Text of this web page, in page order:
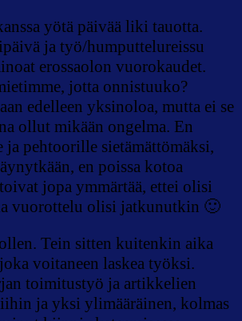
yötä päivää liki tauotta.
ja työ/humputtelureissu
erossaolon vuorokaudet.
jotta onnistuuko?
edelleen yksinoloa, mutta ei se
ollut mikään ongelma. En
ja pehtoorille sietämättömäksi,
en poissa kotoa
jopa ymmärtää, ettei olisi
vuorottelu olisi jatkunutkin 🙂
Tein sitten kuitenkin aika
voitaneen laskea työksi.
toimitustyö ja artikkelien
ja yksi ylimääräinen, kolmas